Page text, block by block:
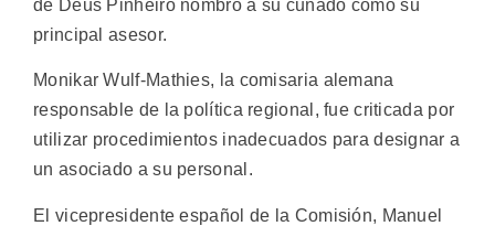
de Deus Pinheiro nombró a su cuñado como su
principal asesor.
Monikar Wulf-Mathies, la comisaria alemana
responsable de la política regional, fue criticada por
utilizar procedimientos inadecuados para designar a
un asociado a su personal.
El vicepresidente español de la Comisión, Manuel